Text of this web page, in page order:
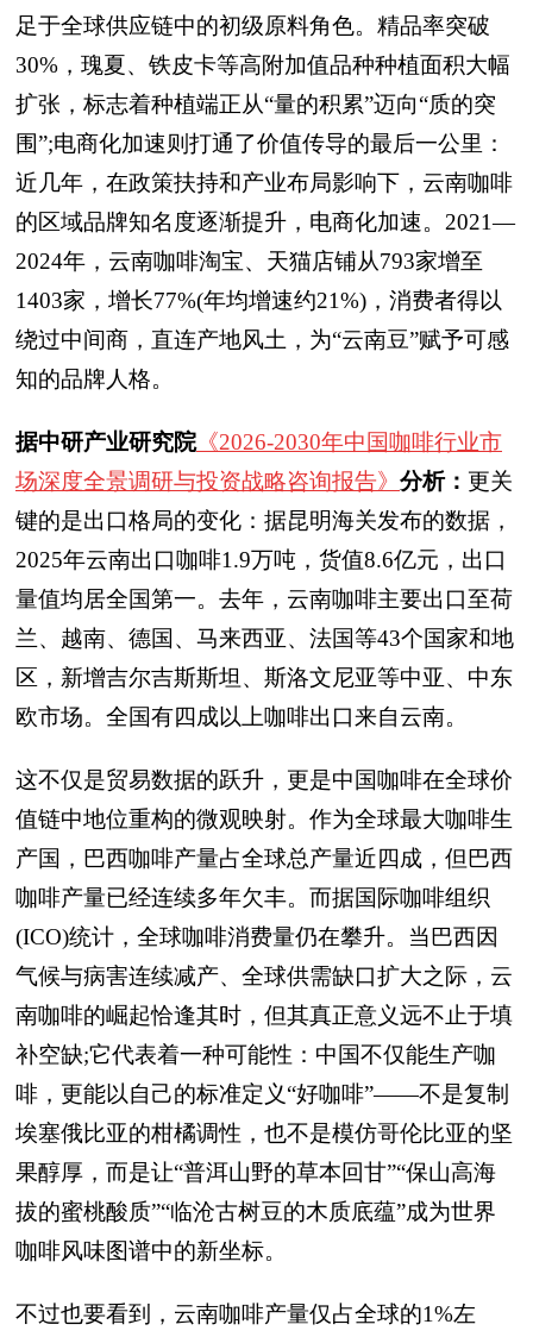
足于全球供应链中的初级原料角色。精品率突破
30%，瑰夏、铁皮卡等高附加值品种种植面积大幅
扩张，标志着种植端正从“量的积累”迈向“质的突
围”;电商化加速则打通了价值传导的最后一公里：
近几年，在政策扶持和产业布局影响下，云南咖啡
的区域品牌知名度逐渐提升，电商化加速。2021—
2024年，云南咖啡淘宝、天猫店铺从793家增至
1403家，增长77%(年均增速约21%)，消费者得以
绕过中间商，直连产地风土，为“云南豆”赋予可感
知的品牌人格。
据中研产业研究院《2026-2030年中国咖啡行业市
场深度全景调研与投资战略咨询报告》 分析： 更关
键的是出口格局的变化：据昆明海关发布的数据，
2025年云南出口咖啡1.9万吨，货值8.6亿元，出口
量值均居全国第一。去年，云南咖啡主要出口至荷
兰、越南、德国、马来西亚、法国等43个国家和地
区，新增吉尔吉斯斯坦、斯洛文尼亚等中亚、中东
欧市场。全国有四成以上咖啡出口来自云南。
这不仅是贸易数据的跃升，更是中国咖啡在全球价
值链中地位重构的微观映射。作为全球最大咖啡生
产国，巴西咖啡产量占全球总产量近四成，但巴西
咖啡产量已经连续多年欠丰。而据国际咖啡组织
(ICO)统计，全球咖啡消费量仍在攀升。当巴西因
气候与病害连续减产、全球供需缺口扩大之际，云
南咖啡的崛起恰逢其时，但其真正意义远不止于填
补空缺;它代表着一种可能性：中国不仅能生产咖
啡，更能以自己的标准定义“好咖啡”——不是复制
埃塞俄比亚的柑橘调性，也不是模仿哥伦比亚的坚
果醇厚，而是让“普洱山野的草本回甘”“保山高海
拔的蜜桃酸质”“临沧古树豆的木质底蕴”成为世界
咖啡风味图谱中的新坐标。
不过也要看到，云南咖啡产量仅占全球的1%左